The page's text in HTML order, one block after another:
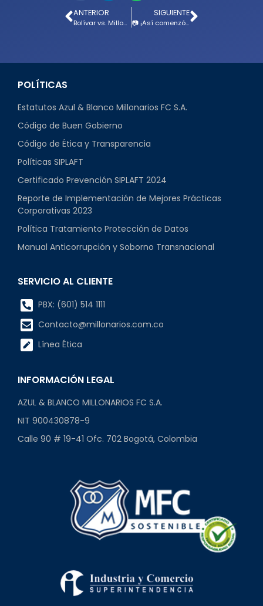
ANTERIOR
Bolívar vs. Millonarios: los convocados de Alberto Gamero
SIGUIENTE
📷 ¡Así comenzó! Millonarios rumbo a Bolivia; las mejores fotos
POLÍTICAS
Estatutos Azul & Blanco Millonarios FC S.A.
Código de Buen Gobierno
Código de Ética y Transparencia
Políticas SIPLAFT
Certificado Prevención SIPLAFT 2024
Reporte de Implementación de Mejores Prácticas
Corporativas 2023
Política Tratamiento Protección de Datos
Manual Anticorrupción y Soborno Transnacional
SERVICIO AL CLIENTE
PBX: (601) 514 1111
Contacto@millonarios.com.co
Línea Ética
INFORMACIÓN LEGAL
AZUL & BLANCO MILLONARIOS FC S.A.
NIT 900430878-9
Calle 90 # 19-41 Ofc. 702 Bogotá, Colombia